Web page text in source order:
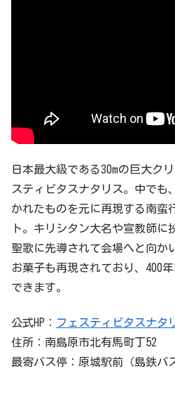
日本最大級である30mの巨大ク
スティビタスナタリス。中でも
かれたものを元に再現する南蛮
ト。キリシタン大名や宣教師に
聖歌に先導されて会場へと向か
お菓子も再現されており、400
できます。
公式HP： フェスティビタスナタ
住所：南島原市北有馬町丁52
最寄バス停：原城駅前（島鉄バ